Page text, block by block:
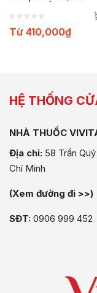
Từ 410,000₫
HỆ THỐNG
NHÀ THUỐC
Địa chỉ: 58 Trần
Chí Minh
(Xem đường đi >>)
SĐT: 0906 999 452